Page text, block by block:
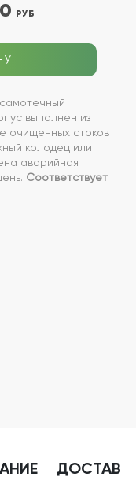
РУБ
выполнен из
очищенных стоков
колодец или
аварийная
Соответствует